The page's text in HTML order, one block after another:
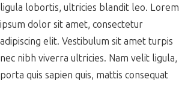
ligula lobortis, ultricies blandit leo. Lorem
ipsum dolor sit amet, consectetur
adipiscing elit. Vestibulum sit amet turpis
nec nibh viverra ultricies. Nam velit ligula,
porta quis sapien quis, mattis consequat